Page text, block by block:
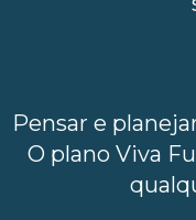
Pensar e
O plano Viva